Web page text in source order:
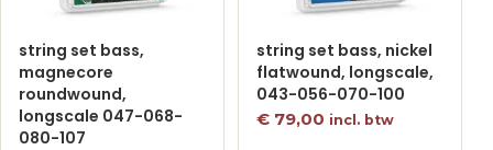
string set bass,
magnecore
roundwound,
longscale 047-068-
080-107
string set bass, nickel
flatwound, longscale,
043-056-070-100
€ 79,00 incl. btw